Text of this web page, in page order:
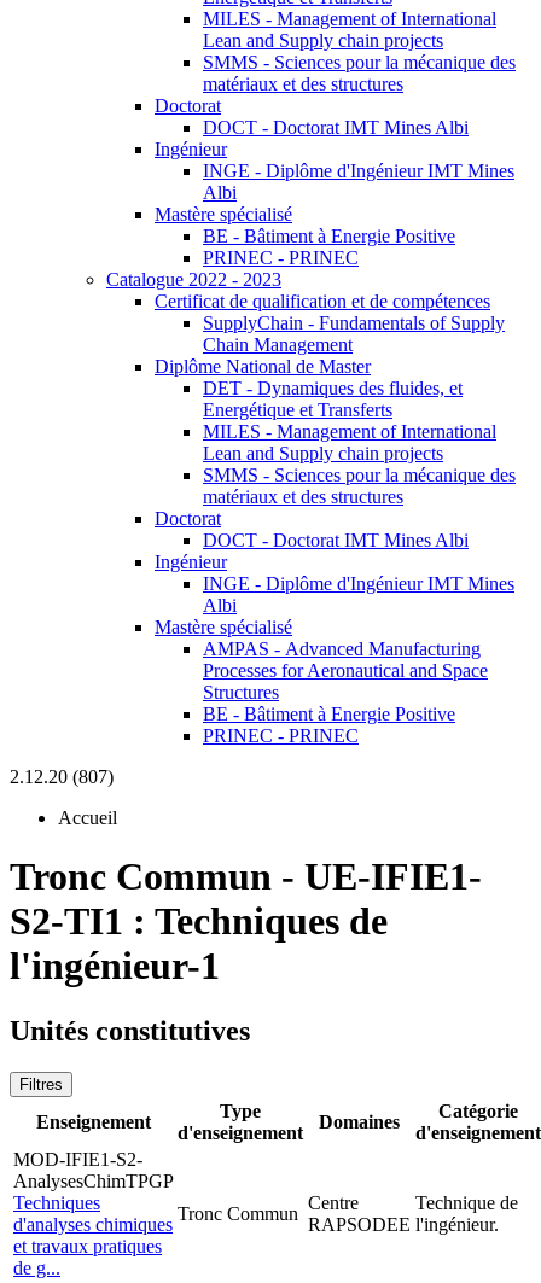
MILES - Management of International
Lean and Supply chain projects
SMMS - Sciences pour la mécanique des
matériaux et des structures
Doctorat
DOCT - Doctorat IMT Mines Albi
Ingénieur
INGE - Diplôme d'Ingénieur IMT Mines
Albi
Mastère spécialisé
BE - Bâtiment à Energie Positive
PRINEC - PRINEC
Catalogue 2022 - 2023
Certificat de qualification et de compétences
SupplyChain - Fundamentals of Supply
Chain Management
Diplôme National de Master
DET - Dynamiques des fluides, et
Energétique et Transferts
MILES - Management of International
Lean and Supply chain projects
SMMS - Sciences pour la mécanique des
matériaux et des structures
Doctorat
DOCT - Doctorat IMT Mines Albi
Ingénieur
INGE - Diplôme d'Ingénieur IMT Mines
Albi
Mastère spécialisé
AMPAS - Advanced Manufacturing
Processes for Aeronautical and Space
Structures
BE - Bâtiment à Energie Positive
PRINEC - PRINEC
2.12.20 (807)
Accueil
Tronc Commun - UE-IFIE1-
S2-TI1 : Techniques de
l'ingénieur-1
Unités constitutives
Filtres
Enseignement
Type
d'enseignement
Domaines
Catégorie
d'enseignement
MOD-IFIE1-S2-
AnalysesChimTPGP
Techniques
d'analyses chimiques
et travaux pratiques
de g...
Tronc Commun
Centre
RAPSODEE
Technique de
l'ingénieur.